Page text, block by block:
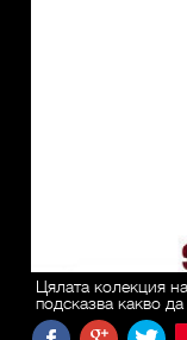
Цялата колекция
подсказва какво